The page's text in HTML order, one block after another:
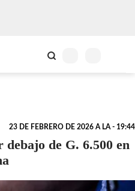
23 DE FEBRERO DE 2026 A LA - 19:44
de G. 6.500 en